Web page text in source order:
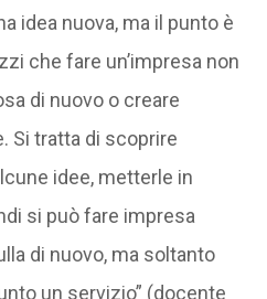
idea nuova, ma il punto è
che fare un’impresa non
di nuovo o creare
Si tratta di scoprire
idee, metterle in
si può fare impresa
di nuovo, ma soltanto
un servizio” (docente